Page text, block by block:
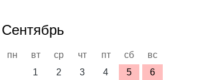
Сентябрь
пн вт ср чт пт сб
вс
1
2 3 4 5
6